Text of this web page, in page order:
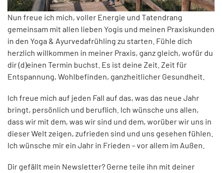
Nun freue ich mich, voller Energie und Tatendrang
gemeinsam mit allen lieben Yogis und meinen Praxiskunden
in den Yoga & Ayurvedafrühling zu starten. Fühle dich
herzlich willkommen in meiner Praxis, ganz gleich, wofür du
dir (d)einen Termin buchst. Es ist deine Zeit. Zeit für
Entspannung, Wohlbefinden, ganzheitlicher Gesundheit.
Ich freue mich auf jeden Fall auf das, was das neue Jahr
bringt, persönlich und beruflich. Ich wünsche uns allen,
dass wir mit dem, was wir sind und dem, worüber wir uns in
dieser Welt zeigen, zufrieden sind und uns gesehen fühlen.
Ich wünsche mir ein Jahr in Frieden – vor allem im Außen.
Dir gefällt mein Newsletter? Gerne teile ihn mit deiner